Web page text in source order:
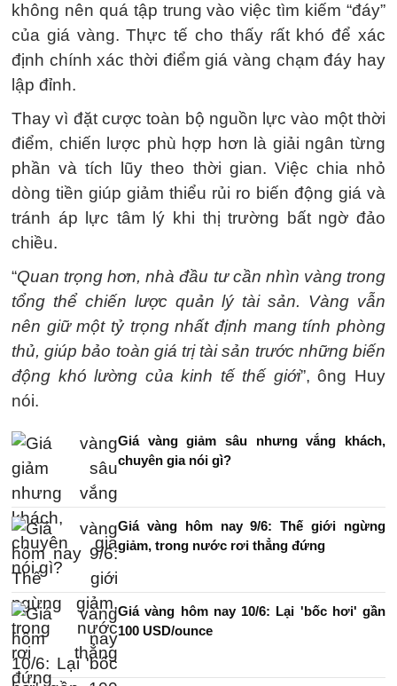
không nên quá tập trung vào việc tìm kiếm “đáy”
của giá vàng. Thực tế cho thấy rất khó để xác
định chính xác thời điểm giá vàng chạm đáy hay
lập đỉnh.
Thay vì đặt cược toàn bộ nguồn lực vào một thời
điểm, chiến lược phù hợp hơn là giải ngân từng
phần và tích lũy theo thời gian. Việc chia nhỏ
dòng tiền giúp giảm thiểu rủi ro biến động giá và
tránh áp lực tâm lý khi thị trường bất ngờ đảo
chiều.
“Quan trọng hơn, nhà đầu tư cần nhìn vàng trong
tổng thể chiến lược quản lý tài sản. Vàng vẫn
nên giữ một tỷ trọng nhất định mang tính phòng
thủ, giúp bảo toàn giá trị tài sản trước những biến
động khó lường của kinh tế thế giới”, ông Huy
nói.
Giá vàng giảm sâu nhưng vắng khách,
chuyên gia nói gì?
Giá vàng hôm nay 9/6: Thế giới ngừng
giảm, trong nước rơi thẳng đứng
Giá vàng hôm nay 10/6: Lại 'bốc hơi' gần
100 USD/ounce